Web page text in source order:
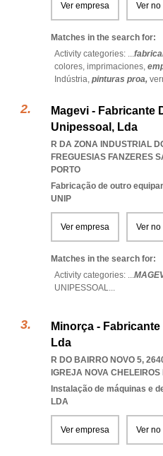
Ver empresa Ver
Matches in the search for:
Activity categories: ...
colores, imprimaciones,
Indústria, pinturas proa,
Magevi - Fabricante
Unipessoal, Lda
R DA ZONA INDUSTRIAL
FREGUESIAS FANZERES
PORTO
Fabricação de outro
UNIP
Ver empresa Ver
Matches in the search for:
Activity categories: ...
UNIPESSOAL...
Minorça -
Lda
R DO BAIRRO NOVO 5,
IGREJA NOVA
Instalação de máquinas e
LDA
Ver empresa Ver